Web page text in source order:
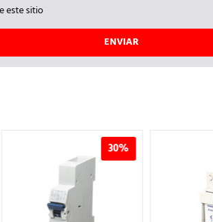
este sitio
30%